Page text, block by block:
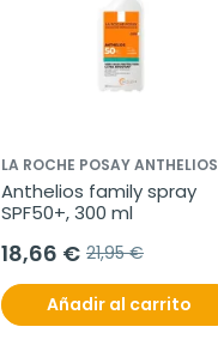
LA ROCHE POSAY ANTHELIOS
Anthelios family spray
SPF50+, 300 ml
18,66 € 21,95 €
Añadir al carrito